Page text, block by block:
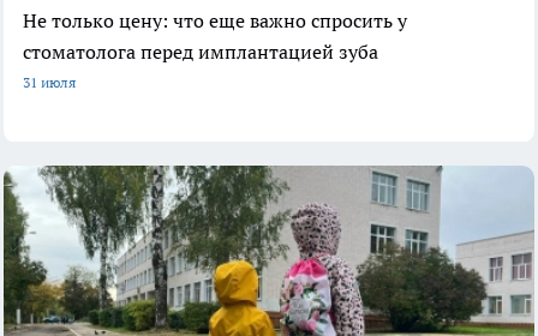
Не только цену: что еще важно спросить у
стоматолога перед имплантацией зуба
31 июля